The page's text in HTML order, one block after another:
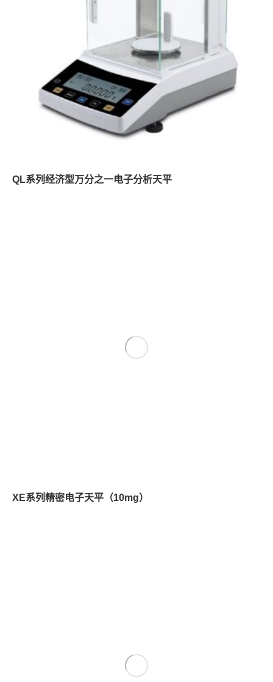
QL系列经济型万分之一电子分析天平
XE系列精密电子天平（10mg）